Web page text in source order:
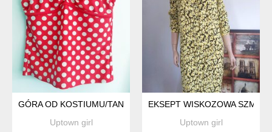
GÓRA OD KOSTIUMU/TANKINI
Uptown girl
EKSEPT WISKOZOWA
Uptown girl